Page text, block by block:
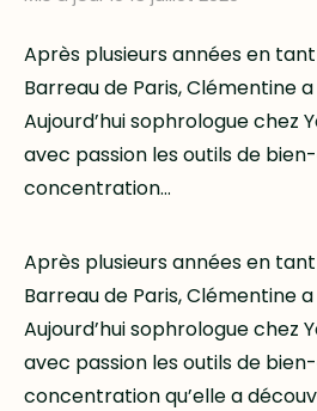
Après plusieurs années en
Barreau de Paris, Clémentine
Aujourd’hui sophrologue chez
avec passion les outils de
concentration…
Après plusieurs années en
Barreau de Paris, Clémentine
Aujourd’hui sophrologue chez
avec passion les outils de
concentration qu’elle a